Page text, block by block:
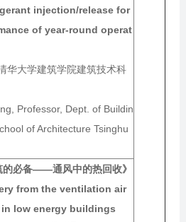
injection/release for
of year-round operat
大学建筑学院建筑技术科
Professor, Dept. of Buildin
of Architecture Tsinghu
的必备——通风中的热回收》
from the ventilation air
low energy buildings